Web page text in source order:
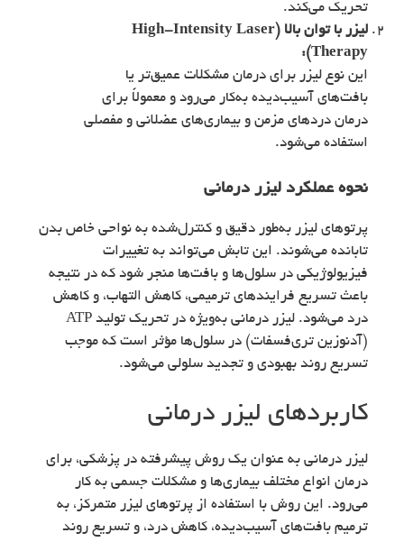
تحریک می‌کند.
لیزر با توان بالا (High-Intensity Laser
Therapy):
این نوع لیزر برای درمان مشکلات عمیق‌تر یا
بافت‌های آسیب‌دیده به‌کار می‌رود و معمولاً برای
درمان دردهای مزمن و بیماری‌های عضلانی و مفصلی
استفاده می‌شود.
نحوه عملکرد لیزر درمانی
پرتوهای لیزر به‌طور دقیق و کنترل‌شده به نواحی خاص بدن
تابانده می‌شوند. این تابش می‌تواند به تغییرات
فیزیولوژیکی در سلول‌ها و بافت‌ها منجر شود که در نتیجه
باعث تسریع فرایندهای ترمیمی، کاهش التهاب، و کاهش
درد می‌شود. لیزر درمانی به‌ویژه در تحریک تولید ATP
(آدنوزین تری‌فسفات) در سلول‌ها مؤثر است که موجب
تسریع روند بهبودی و تجدید سلولی می‌شود.
کاربردهای لیزر درمانی
لیزر درمانی به عنوان یک روش پیشرفته در پزشکی، برای
درمان انواع مختلف بیماری‌ها و مشکلات جسمی به کار
می‌رود. این روش با استفاده از پرتوهای لیزر متمرکز، به
ترمیم بافت‌های آسیب‌دیده، کاهش درد، و تسریع روند